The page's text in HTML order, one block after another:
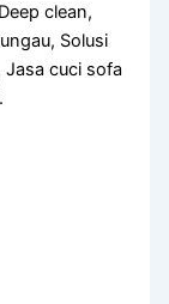
clean,
Solusi
cuci sofa